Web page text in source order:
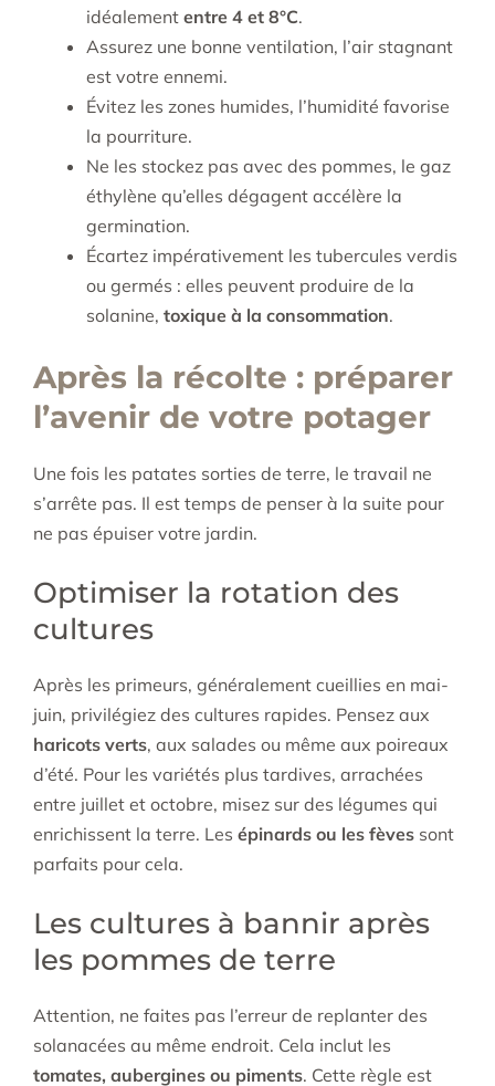
idéalement entre 4 et 8°C.
Assurez une bonne ventilation, l’air stagnant
est votre ennemi.
Évitez les zones humides, l’humidité favorise
la pourriture.
Ne les stockez pas avec des pommes, le gaz
éthylène qu’elles dégagent accélère la
germination.
Écartez impérativement les tubercules verdis
ou germés : elles peuvent produire de la
solanine, toxique à la consommation.
Après la récolte : préparer
l’avenir de votre potager
Une fois les patates sorties de terre, le travail ne
s’arrête pas. Il est temps de penser à la suite pour
ne pas épuiser votre jardin.
Optimiser la rotation des
cultures
Après les primeurs, généralement cueillies en mai-
juin, privilégiez des cultures rapides. Pensez aux
haricots verts, aux salades ou même aux poireaux
d’été. Pour les variétés plus tardives, arrachées
entre juillet et octobre, misez sur des légumes qui
enrichissent la terre. Les épinards ou les fèves sont
parfaits pour cela.
Les cultures à bannir après
les pommes de terre
Attention, ne faites pas l’erreur de replanter des
solanacées au même endroit. Cela inclut les
tomates, aubergines ou piments. Cette règle est